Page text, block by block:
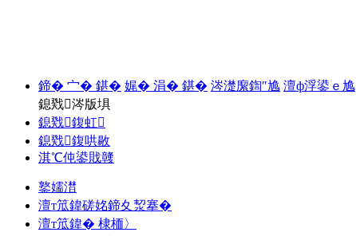
鍗� 宀� 鍖� 娓� 涓� 鍖� 涔濋緳鍧″尯 澶ф浮鍙ｅ尯
鎴戣涔版埧
鎴戣鍑虹
鎴戣鍑哄敭
淇℃伅鍙戝竷
鐜嬬澘
澶т笟鍏磋姳鍗夊洯搴�
澶т笟鍏� 棣栭〉